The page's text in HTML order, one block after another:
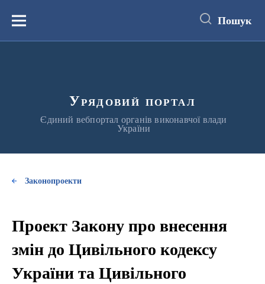
вмістуМеню Пошук
Урядовий портал
Єдиний вебпортал органів виконавчої влади
України
Законопроекти
Проект Закону про внесення
змін до Цивільного кодексу
України та Цивільного